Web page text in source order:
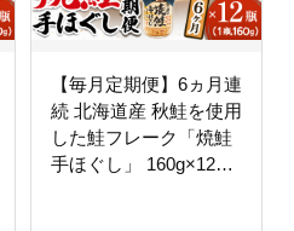
【毎月定期便】6ヵ月連
続 北海道産 秋鮭を使用
した鮭フレーク「焼鮭
手ほぐし」 160g×12瓶